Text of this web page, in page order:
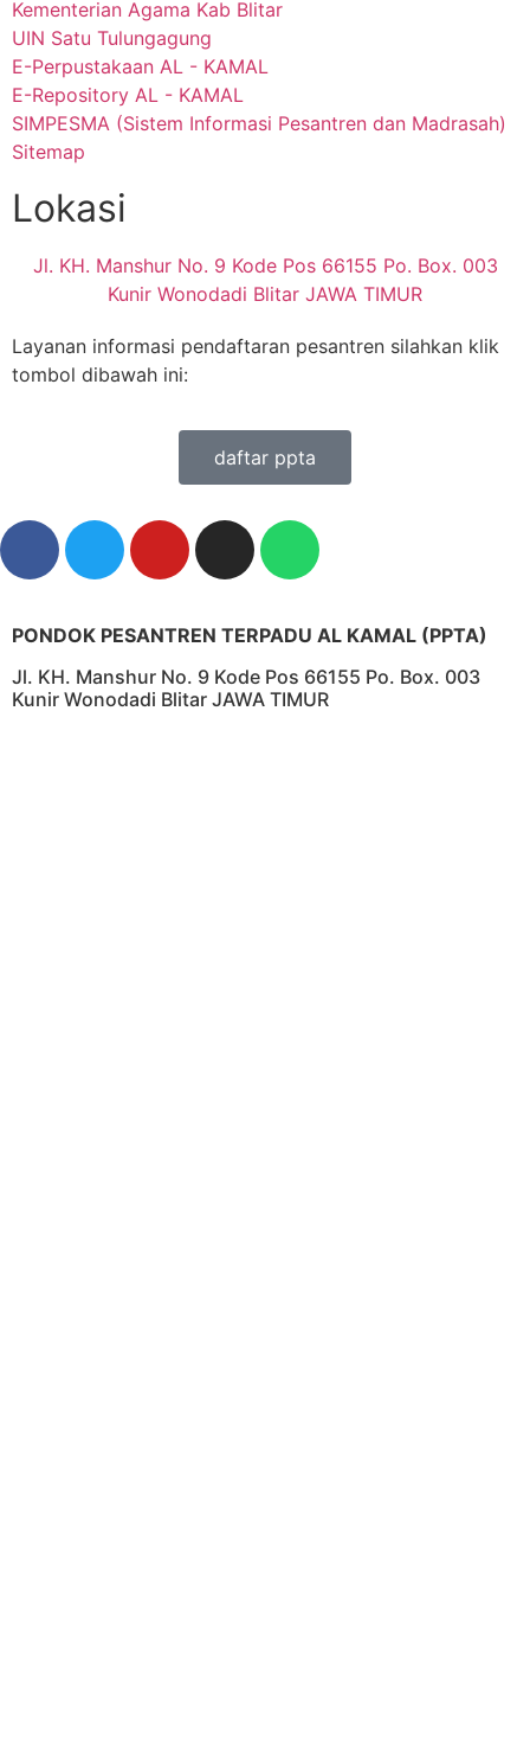
Kementerian Agama Kab Blitar
UIN Satu Tulungagung
E-Perpustakaan AL - KAMAL
E-Repository AL - KAMAL
SIMPESMA (Sistem Informasi Pesantren dan Madrasah)
Sitemap
Lokasi
Jl. KH. Manshur No. 9 Kode Pos 66155 Po. Box. 003
Kunir Wonodadi Blitar JAWA TIMUR
Layanan informasi pendaftaran pesantren silahkan klik
tombol dibawah ini:
daftar ppta
PONDOK PESANTREN TERPADU AL KAMAL (PPTA)
Jl. KH. Manshur No. 9 Kode Pos 66155 Po. Box. 003
Kunir Wonodadi Blitar JAWA TIMUR